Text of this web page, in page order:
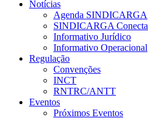
Notícias
Agenda SINDICARGA
SINDICARGA Conecta
Informativo Jurídico
Informativo Operacional
Regulação
Convenções
INCT
RNTRC/ANTT
Eventos
Próximos Eventos